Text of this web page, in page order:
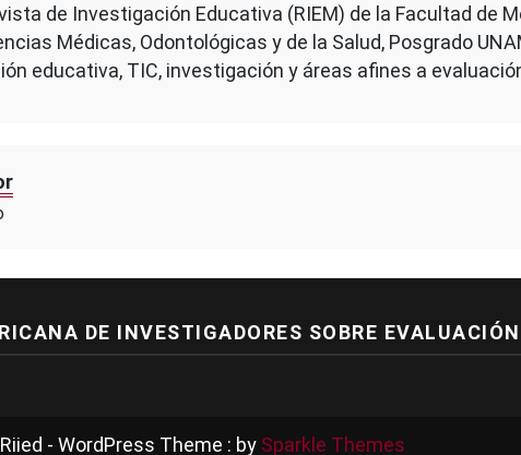
de Investigación Educativa (RIEM) de la Facultad de
Médicas, Odontológicas y de la Salud, Posgrado
educativa, TIC, investigación y áreas afines a
DE INVESTIGADORES SOBRE
- WordPress Theme : by Sparkle Themes